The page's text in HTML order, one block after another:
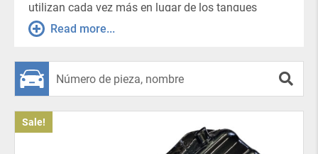
utilizan cada vez más en lugar de los tanques
metálicos estándar. Los puntos de montaje del
tanque están ubicados exactamente donde fueron
mínimo. Lo principal es elegir el modelo adecuado
para su marca Toyota.
Nuestros tanques cuentan con nervaduras
especiales que aumentan la resistencia mecánica y
reducen significativamente el movimiento del
Read more...
Sale!